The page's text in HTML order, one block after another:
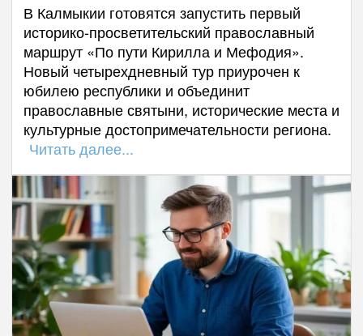
В Калмыкии готовятся запустить первый
историко-просветительский православный
маршрут «По пути Кирилла и Мефодия».
Новый четырехдневный тур приурочен к
юбилею республики и объединит
православные святыни, исторические места и
культурные достопримечательности региона.
Читать далее...